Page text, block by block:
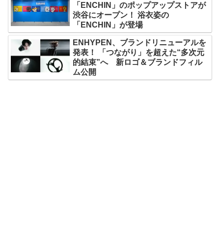
「ENCHIN」のポップアップストアが
渋谷にオープン！ 浴衣姿の
「ENCHIN」が登場
ENHYPEN、ブランドリニューアルを
発表！ 「つながり」を超えた“多次元
的結束”へ 新ロゴ＆ブランドフィル
ム公開